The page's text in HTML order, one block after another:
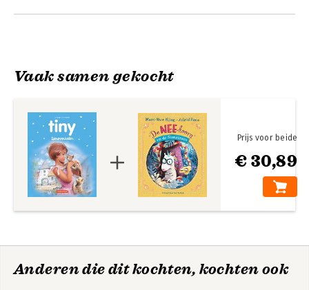
Vaak samen gekocht
€ 30,89
Prijs voor beide
Anderen die dit kochten, kochten ook